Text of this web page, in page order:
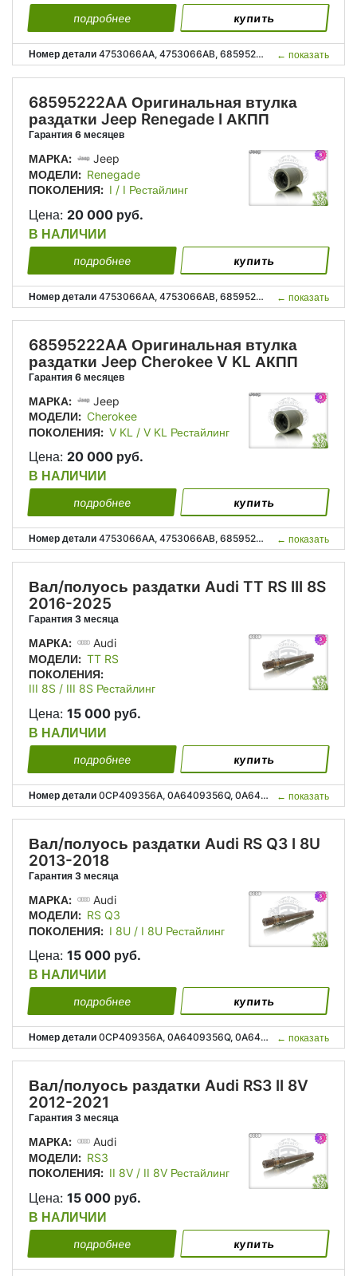
подробнее купить
Номер детали 4753066AA, 4753066AB, 68595222AA, P4753066AA, P4753066AB, P68595222AA, 4753 066AA, 4753 066AB, 68595 222AA; ← показать
68595222AA Оригинальная втулка
раздатки Jeep Renegade I АКПП
Гарантия 6 месяцев
МАРКА:
Jeep
МОДЕЛИ: Renegade
ПОКОЛЕНИЯ: I / I Рестайлинг
Цена: 20 000 руб.
В НАЛИЧИИ
подробнее купить
Номер детали 4753066AA, 4753066AB, 68595222AA, P4753066AA, P4753066AB, P68595222AA, 4753 066AA, 4753 066AB, 68595 222AA; ← показать
68595222AA Оригинальная втулка
раздатки Jeep Cherokee V KL АКПП
Гарантия 6 месяцев
МАРКА:
Jeep
МОДЕЛИ: Cherokee
ПОКОЛЕНИЯ: V KL / V KL Рестайлинг
Цена: 20 000 руб.
В НАЛИЧИИ
подробнее купить
Номер детали 4753066AA, 4753066AB, 68595222AA, P4753066AA, P4753066AB, P68595222AA, 4753 066AA, 4753 066AB, 68595 222AA; ← показать
Вал/полуось раздатки Audi TT RS III 8S
2016-2025
Гарантия 3 месяца
МАРКА:
Audi
МОДЕЛИ: TT RS
ПОКОЛЕНИЯ:
III 8S / III 8S Рестайлинг
Цена: 15 000 руб.
В НАЛИЧИИ
подробнее купить
Номер детали 0CP409356A, 0A6409356Q, 0A6409351N, 0CP 409 356 A, 0A6 409 356 Q, 0A6 409 351 N; ← показать
Вал/полуось раздатки Audi RS Q3 I 8U
2013-2018
Гарантия 3 месяца
МАРКА:
Audi
МОДЕЛИ: RS Q3
ПОКОЛЕНИЯ: I 8U / I 8U Рестайлинг
Цена: 15 000 руб.
В НАЛИЧИИ
подробнее купить
Номер детали 0CP409356A, 0A6409356Q, 0A6409351N, 0CP 409 356 A, 0A6 409 356 Q, 0A6 409 351 N; ← показать
Вал/полуось раздатки Audi RS3 II 8V
2012-2021
Гарантия 3 месяца
МАРКА:
Audi
МОДЕЛИ: RS3
ПОКОЛЕНИЯ: II 8V / II 8V Рестайлинг
Цена: 15 000 руб.
В НАЛИЧИИ
подробнее купить